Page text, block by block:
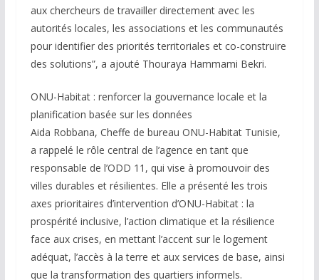
aux chercheurs de travailler directement avec les
autorités locales, les associations et les communautés
pour identifier des priorités territoriales et co-construire
des solutions”, a ajouté Thouraya Hammami Bekri.
ONU-Habitat : renforcer la gouvernance locale et la
planification basée sur les données
Aida Robbana, Cheffe de bureau ONU-Habitat Tunisie,
a rappelé le rôle central de l’agence en tant que
responsable de l’ODD 11, qui vise à promouvoir des
villes durables et résilientes. Elle a présenté les trois
axes prioritaires d’intervention d’ONU-Habitat : la
prospérité inclusive, l’action climatique et la résilience
face aux crises, en mettant l’accent sur le logement
adéquat, l’accès à la terre et aux services de base, ainsi
que la transformation des quartiers informels.